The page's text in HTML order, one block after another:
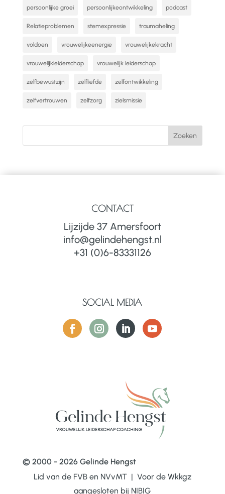
persoonlijke groei persoonlijkeontwikkeling podcast
Relatieproblemen stemexpressie traumaheling
voldoen vrouwelijkeenergie vrouwelijkekracht
vrouwelijkleiderschap vrouwelijk leiderschap
zelfbewustzijn zelfliefde zelfontwikkeling
zelfvertrouwen zelfzorg zielsmissie
CONTACT
Lijzijde 37 Amersfoort
info@gelindehengst.nl
+31 (0)6-83331126
SOCIAL MEDIA
© 2000 - 2026 Gelinde Hengst
Lid van de FVB en NVvMT | Voor de Wkkgz
aangesloten bij NIBIG